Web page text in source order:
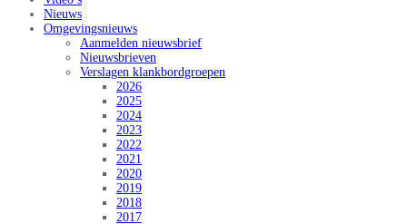
Nieuws
Omgevingsnieuws
Aanmelden nieuwsbrief
Nieuwsbrieven
Verslagen klankbordgroepen
2026
2025
2024
2023
2022
2021
2020
2019
2018
2017